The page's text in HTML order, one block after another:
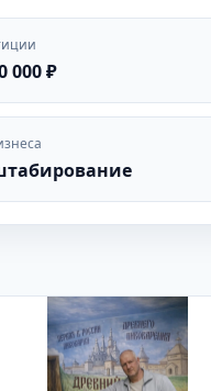
000 ₽